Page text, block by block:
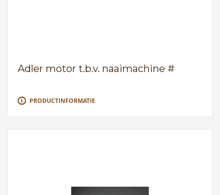
Adler motor t.b.v. naaimachine #
PRODUCTINFORMATIE